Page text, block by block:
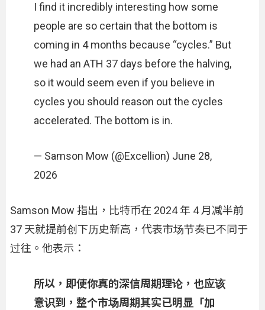
I find it incredibly interesting how some
people are so certain that the bottom is
coming in 4 months because “cycles.” But
we had an ATH 37 days before the halving,
so it would seem even if you believe in
cycles you should reason out the cycles
accelerated. The bottom is in.
— Samson Mow (@Excellion) June 28,
2026
Samson Mow 指出，比特币在 2024 年 4 月减半前
37 天就提前创下历史新高，代表市场节奏已不同于
过往。他表示：
所以，即使你真的深信周期理论，也应该
意识到，整个市场周期其实已明显「加